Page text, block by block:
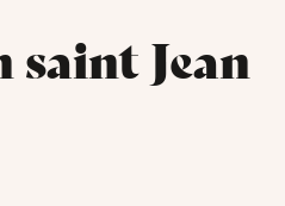
saint Jean